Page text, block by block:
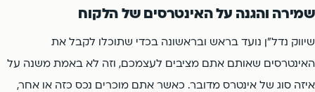
שמירה והגנה על האינטרסים של הלקוח
שיווק נדל"ן נועד בראש ובראשונה בכדי שתוכלו לקבל את
האינטרסים שאותם אתם מציבים לעצמכם, וזה לא באמת משנה על
איזה סוג של אינטרס מדובר. כאשר אתם מוכרים נכס כזה או אחר,